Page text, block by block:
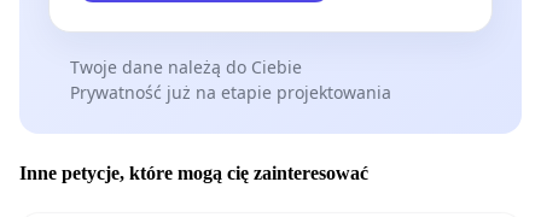
Twoje dane należą do Ciebie
Prywatność już na etapie projektowania
Inne petycje, które mogą cię zainteresować